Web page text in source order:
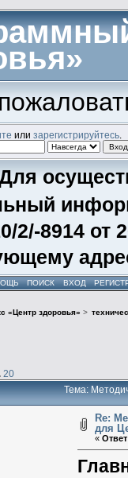
или зарегистрируйтесь.
2/-8914 от
ПОИСК ВХОД
«Центр здоровья» >
20
Тема:
Re:
для
«